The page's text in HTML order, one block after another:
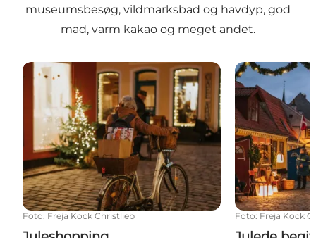
museumsbesøg, vildmarksbad og havdyp, god
mad, varm kakao og meget andet.
Juleshopping
Foto: Freja Kock Christlieb
Julede
Foto: Freja Kock